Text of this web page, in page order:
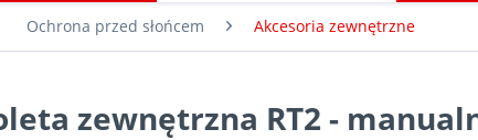
Ochrona przed słońcem Akcesoria zewnętrzne
zewnętrzna RT2 -